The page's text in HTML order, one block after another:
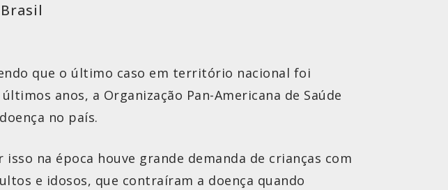
que o último caso em território nacional foi
anos, a Organização Pan-Americana de Saúde
no país.
na época houve grande demanda de crianças com
e idosos, que contraíram a doença quando